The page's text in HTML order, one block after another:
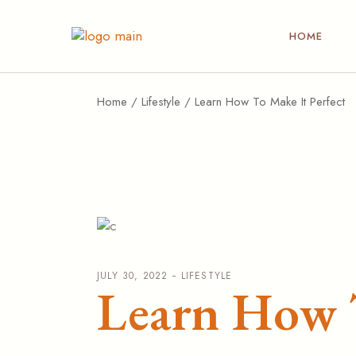
HOME
Home Lifestyle Learn How To Make It Perfect
JULY 30, 2022 LIFESTYLE
Learn How